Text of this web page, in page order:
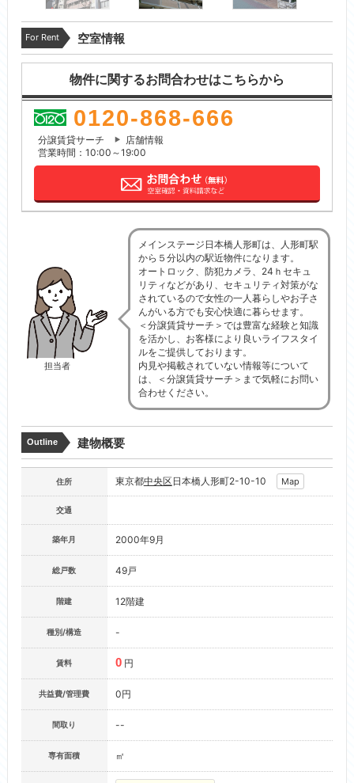
For Rent 空室情報
物件に関するお問合わせはこちらから
0120-868-666
分譲賃貸サーチ
店舗情報
営業時間：10:00～19:00
担当者
メインステージ日本橋人形町は、人形町駅
から５分以内の駅近物件になります。
オートロック、防犯カメラ、24ｈセキュ
リティなどがあり、セキュリティ対策がな
されているので女性の一人暮らしやお子さ
んがいる方でも安心快適に暮らせます。
＜分譲賃貸サーチ＞では豊富な経験と知識
を活かし、お客様により良いライフスタイ
ルをご提供しております。
内見や掲載されていない情報等について
は、＜分譲賃貸サーチ＞まで気軽にお問い
合わせください。
Outline 建物概要
住所 東京都中央区日本橋人形町2-10-10 Map
交通
築年月 2000年9月
総戸数 49戸
階建 12階建
種別/構造 -
賃料 0 円
共益費/管理費 0円
間取り --
専有面積 ㎡